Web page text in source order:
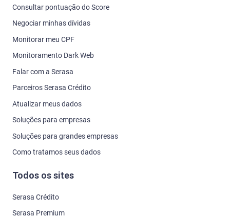
Consultar pontuação do Score
Negociar minhas dívidas
Monitorar meu CPF
Monitoramento Dark Web
Falar com a Serasa
Parceiros Serasa Crédito
Atualizar meus dados
Soluções para empresas
Soluções para grandes empresas
Como tratamos seus dados
Todos os sites
Serasa Crédito
Serasa Premium